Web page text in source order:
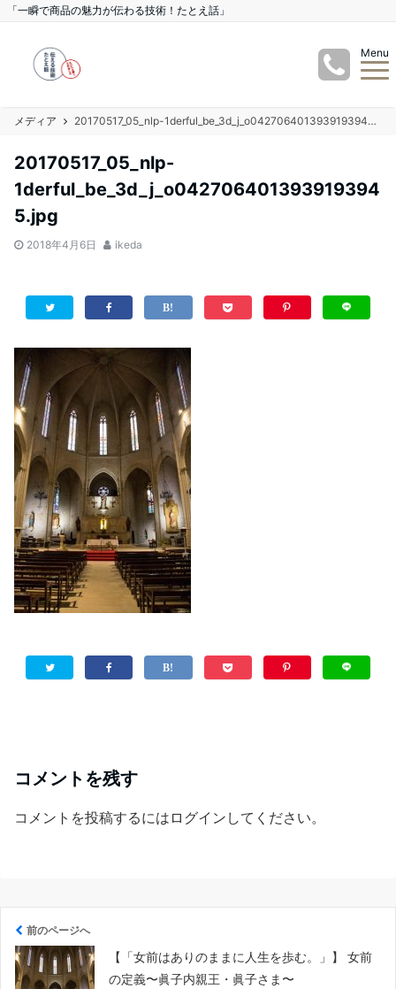
「一瞬で商品の魅力が伝わる技術！たとえ話」
Menu
メディア 20170517_05_nlp-1derful_be_3d_j_o0427064013939193945.jpg
20170517_05_nlp-
1derful_be_3d_j_o042706401393919394
5.jpg
2018年4月6日 ikeda
コメントを残す
コメントを投稿するには ログイン してください。
前のページへ
【「女前はありのままに人生を歩む。」】 女前
の定義〜眞子内親王・眞子さま〜